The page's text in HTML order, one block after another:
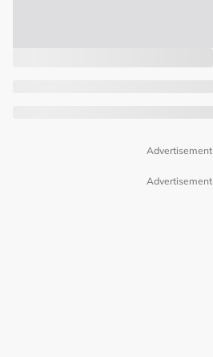
Advertisement
Advertisement